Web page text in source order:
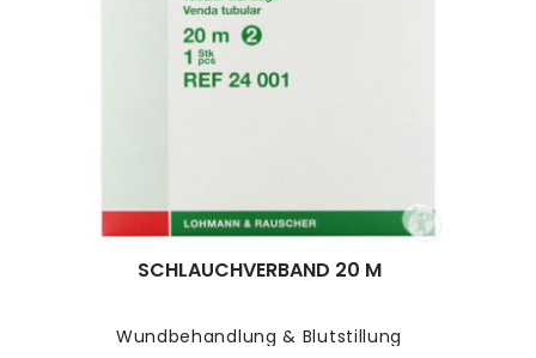
Wundbehandlung & Blutstillung
SCHLAUCHVERBAND 20 M